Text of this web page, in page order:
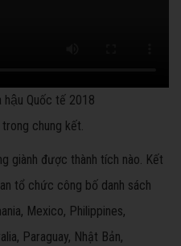
hậu Quốc tế 2018
chung kết.
giành được thành tích nào. Kết
tổ chức công bố danh sách
Mexico, Philippines,
Paraguay, Nhật Bản,